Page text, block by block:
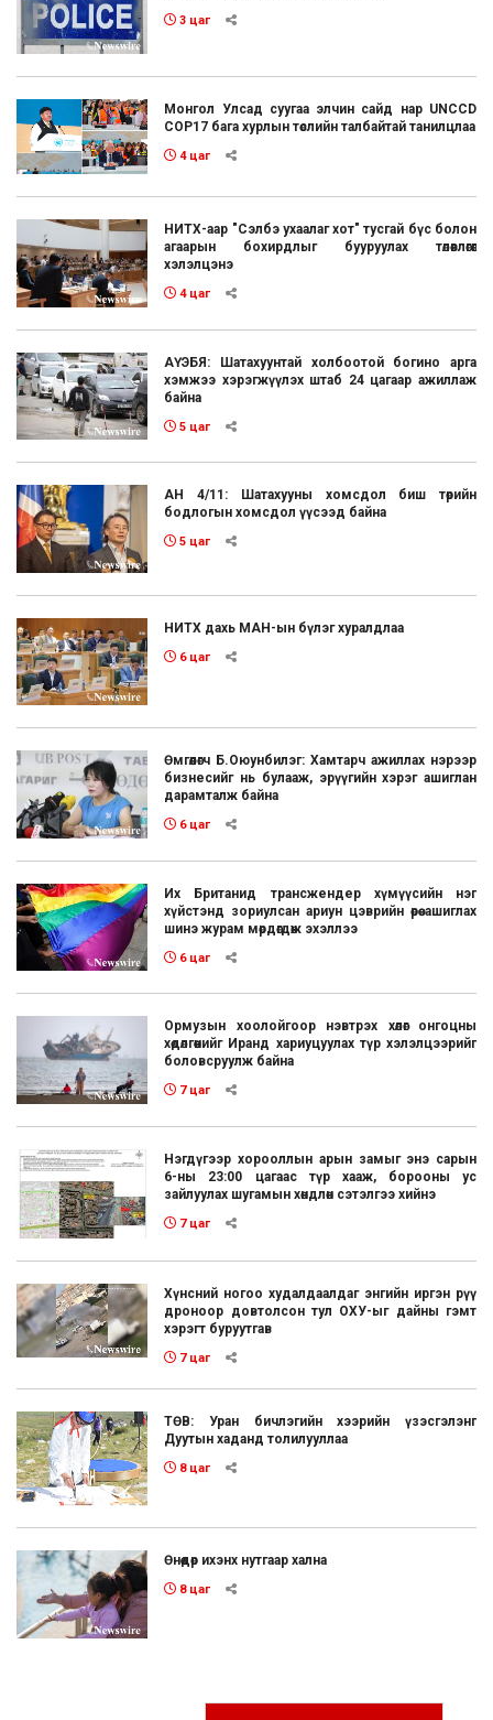
3 цаг
Монгол Улсад суугаа элчин сайд нар UNCCD
COP17 бага хурлын төслийн талбайтай танилцлаа
4 цаг
НИТХ-аар "Сэлбэ ухаалаг хот" тусгай бүс болон
агаарын бохирдлыг бууруулах төлөвлөгөөг
хэлэлцэнэ
4 цаг
АҮЭБЯ: Шатахуунтай холбоотой богино арга
хэмжээ хэрэгжүүлэх штаб 24 цагаар ажиллаж
байна
5 цаг
АН 4/11: Шатахууны хомсдол биш төрийн
бодлогын хомсдол үүсээд байна
5 цаг
НИТХ дахь МАН-ын бүлэг хуралдлаа
6 цаг
Өмгөөлөгч Б.Оюунбилэг: Хамтарч ажиллах нэрээр
бизнесийг нь булааж, эрүүгийн хэрэг ашиглан
дарамталж байна
6 цаг
Их Британид трансжендер хүмүүсийн нэг
хүйстэнд зориулсан ариун цэврийн өрөө ашиглах
шинэ журам мөрдөгдөж эхэллээ
6 цаг
Ормузын хоолойгоор нэвтрэх хөлөг онгоцны
хөдөлгөөнийг Иранд хариуцуулах түр хэлэлцээрийг
боловсруулж байна
7 цаг
Нэгдүгээр хорооллын арын замыг энэ сарын
6-ны 23:00 цагаас түр хааж, борооны ус
зайлуулах шугамын хөндлөн сэтэлгээ хийнэ
7 цаг
Хүнсний ногоо худалдаалдаг энгийн иргэн рүү
дроноор довтолсон тул ОХУ-ыг дайны гэмт
хэрэгт буруутгав
7 цаг
ТӨВ: Уран бичлэгийн хээрийн үзэсгэлэнг
Дуутын хаданд толилууллаа
8 цаг
Өнөөдөр ихэнх нутгаар хална
8 цаг